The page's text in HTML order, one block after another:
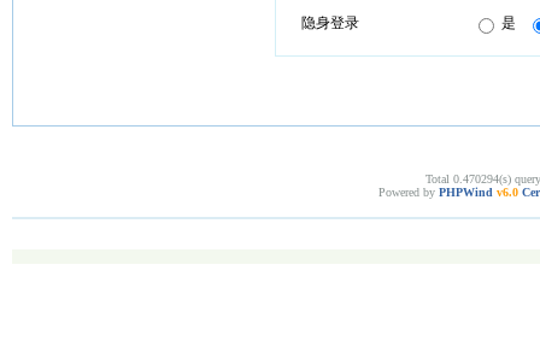
隐身登录 是
Total 0.470294(s)
Powered by PHPWind v6.0